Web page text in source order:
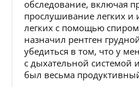
обследование, включая
прослушивание легких и
легких с помощью
назначил рентген
убедиться в том, что у
с дыхательной системой
был весьма